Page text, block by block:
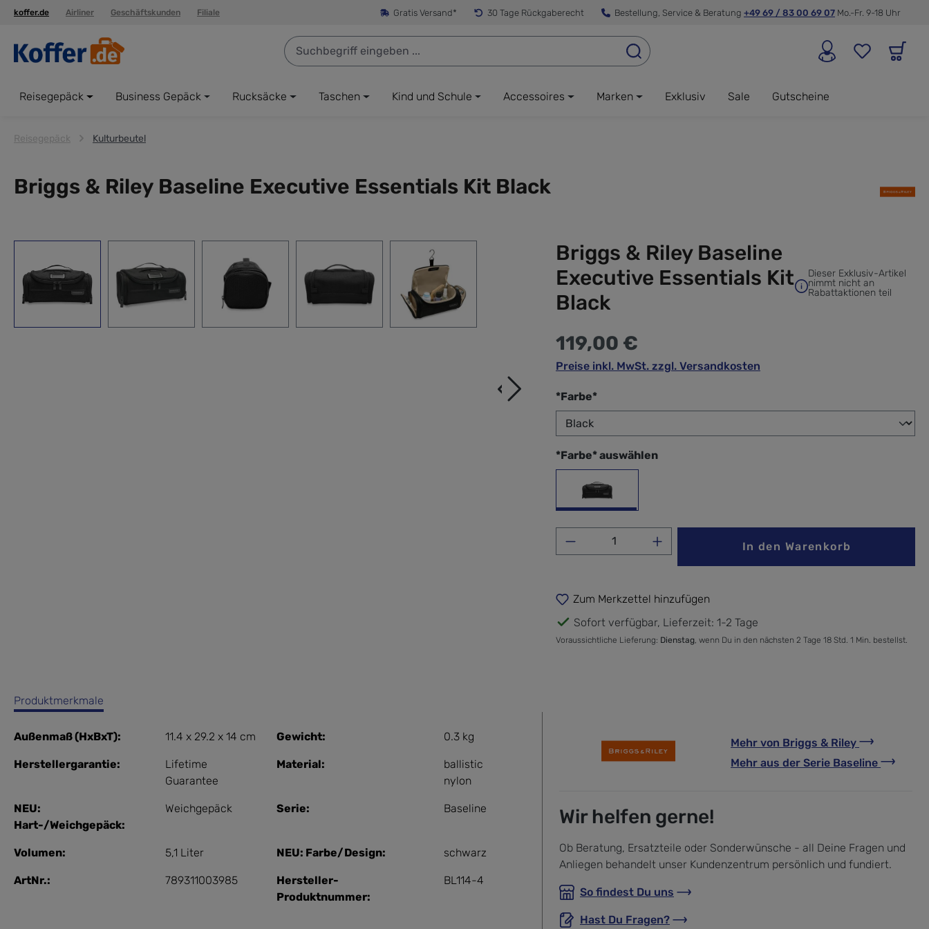
Zur Hauptnavigation springen
koffer.de Airliner Geschäftskunden Filiale Gratis Versand* 30 Tage Rückgaberecht Bestellung, Service & Beratung +49 69 / 83 00 69 07 Mo.-Fr. 9-18 Uhr
Reisegepäck Business Gepäck Rucksäcke Taschen Kind und Schule Accessoires Marken Exklusiv Sale Gutscheine
Reisegepäck Kulturbeutel
Briggs & Riley Baseline Executive Essentials Kit Black
Briggs & Riley Baseline
Executive Essentials Kit
Black
Dieser Exklusiv-Artikel
nimmt nicht an
Rabattaktionen teil
119,00 €
Preise inkl. MwSt. zzgl. Versandkosten
*Farbe*auswählen
*Farbe* auswählen
Black
Produkt Anzahl: Gib den gewünschten Wert ein
In den Warenkorb
Zum Merkzettel hinzufügen
Sofort verfügbar, Lieferzeit: 1-2 Tage
Voraussichtliche Lieferung: Dienstag , wenn Du in den nächsten 2 Tage 18 Std. 1 Min. bestellst.
Produktmerkmale
Außenmaß (HxBxT): 11.4 x 29.2 x 14 cm Gewicht: 0.3 kg
Herstellergarantie:
Lifetime
Guarantee
Material:
ballistic
nylon
NEU:
Hart-/Weichgepäck:
Weichgepäck Serie: Baseline
Volumen: 5,1 Liter NEU: Farbe/Design: schwarz
ArtNr.: 789311003985
Hersteller-
Produktnummer:
BL114-4
Mehr von Briggs & Riley
Mehr aus der Serie Baseline
Wir helfen gerne!
Ob Beratung, Ersatzteile oder Sonderwünsche - all Deine Fragen und
Anliegen behandelt unser Kundenzentrum persönlich und fundiert.
So findest Du uns
Hast Du Fragen?